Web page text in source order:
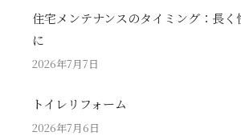
住宅メンテナンスのタイミング：長
に
2026年7月7日
トイレリフォーム
2026年7月6日